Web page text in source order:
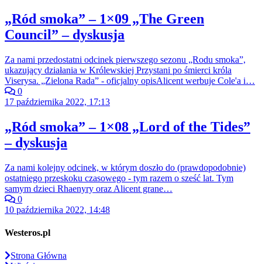
„Ród smoka” – 1×09 „The Green
Council” – dyskusja
Za nami przedostatni odcinek pierwszego sezonu „Rodu smoka”,
ukazujący działania w Królewskiej Przystani po śmierci króla
Viserysa. „Zielona Rada” - oficjalny opisAlicent werbuje Cole'a i…
0
17 października 2022, 17:13
„Ród smoka” – 1×08 „Lord of the Tides”
– dyskusja
Za nami kolejny odcinek, w którym doszło do (prawdopodobnie)
ostatniego przeskoku czasowego - tym razem o sześć lat. Tym
samym dzieci Rhaenyry oraz Alicent grane…
0
10 października 2022, 14:48
Westeros.pl
Strona Główna